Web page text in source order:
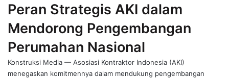
Peran Strategis AKI dalam
Mendorong Pengembangan
Perumahan Nasional
Konstruksi Media — Asosiasi Kontraktor Indonesia (AKI)
menegaskan komitmennya dalam mendukung pengembangan